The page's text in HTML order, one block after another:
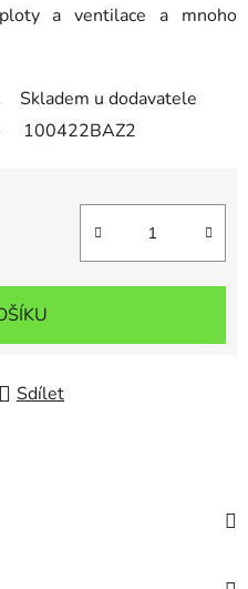
a ventilace a mnoho
Skladem u dodavatele
100422BAZ2
Sdílet